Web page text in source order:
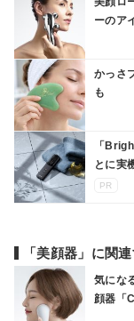
ーのア
かっさ
も
「
とに実
PR
「美顔器」に関
気にな
顔器「